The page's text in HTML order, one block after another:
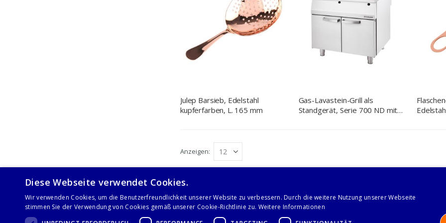
Julep Barsieb, Edelstahl
kupferfarben, L. 165 mm
Gas-Lavastein-Grill als
Standgerät, Serie 700 ND mit
Anzeigen
Diese Webseite verwendet Cookies.
Wir verwenden Cookies, um die Benutzerfreundlichkeit unserer Website zu verbessern. Durch die weitere Nutzung unserer Webseite
stimmen Sie der Verwendung von Cookies gemäß unserer Cookie-Richtlinie zu. Weitere Informationen